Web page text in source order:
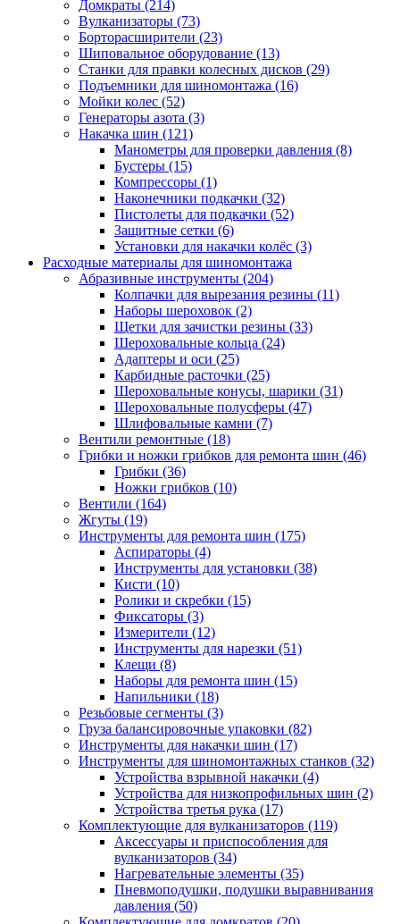
Домкраты (214)
Вулканизаторы (73)
Борторасширители (23)
Шиповальное оборудование (13)
Станки для правки колесных дисков (29)
Подъемники для шиномонтажа (16)
Мойки колес (52)
Генераторы азота (3)
Накачка шин (121)
Манометры для проверки давления (8)
Бустеры (15)
Компрессоры (1)
Наконечники подкачки (32)
Пистолеты для подкачки (52)
Защитные сетки (6)
Установки для накачки колёс (3)
Расходные материалы для шиномонтажа
Абразивные инструменты (204)
Колпачки для вырезания резины (11)
Наборы шероховок (2)
Щетки для зачистки резины (33)
Шероховальные кольца (24)
Адаптеры и оси (25)
Карбидные расточки (25)
Шероховальные конусы, шарики (31)
Шероховальные полусферы (47)
Шлифовальные камни (7)
Вентили ремонтные (18)
Грибки и ножки грибков для ремонта шин (46)
Грибки (36)
Ножки грибков (10)
Вентили (164)
Жгуты (19)
Инструменты для ремонта шин (175)
Аспираторы (4)
Инструменты для установки (38)
Кисти (10)
Ролики и скребки (15)
Фиксаторы (3)
Измерители (12)
Инструменты для нарезки (51)
Клещи (8)
Наборы для ремонта шин (15)
Напильники (18)
Резьбовые сегменты (3)
Груза балансировочные упаковки (82)
Инструменты для накачки шин (17)
Инструменты для шиномонтажных станков (32)
Устройства взрывной накачки (4)
Устройства для низкопрофильных шин (2)
Устройства третья рука (17)
Комплектующие для вулканизаторов (119)
Аксессуары и приспособления для
вулканизаторов (34)
Нагревательные элементы (35)
Пневмоподушки, подушки выравнивания
давления (50)